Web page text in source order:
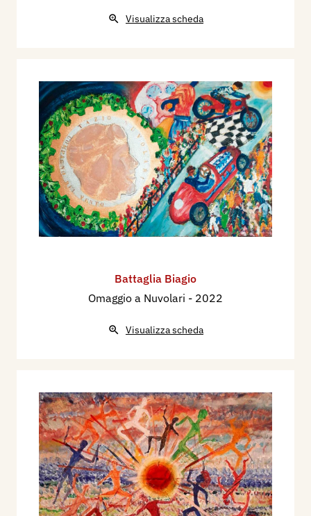
Visualizza scheda
Battaglia Biagio
Omaggio a Nuvolari - 2022
Visualizza scheda